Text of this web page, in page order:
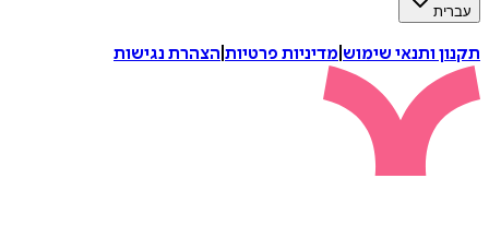
עברית
תקנון ותנאי שימוש מדיניות פרטיות הצהרת נגישות